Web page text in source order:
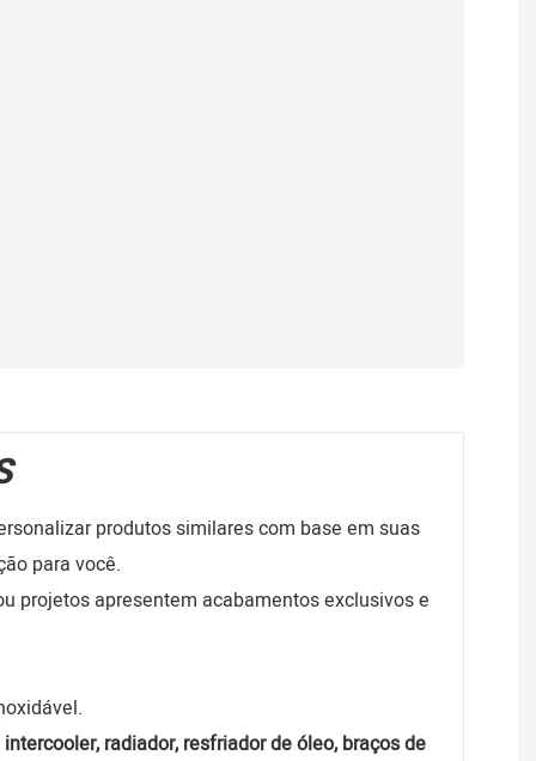
produtos similares com base em suas
para você.
projetos apresentem acabamentos exclusivos e
radiador, resfriador de óleo, braços de